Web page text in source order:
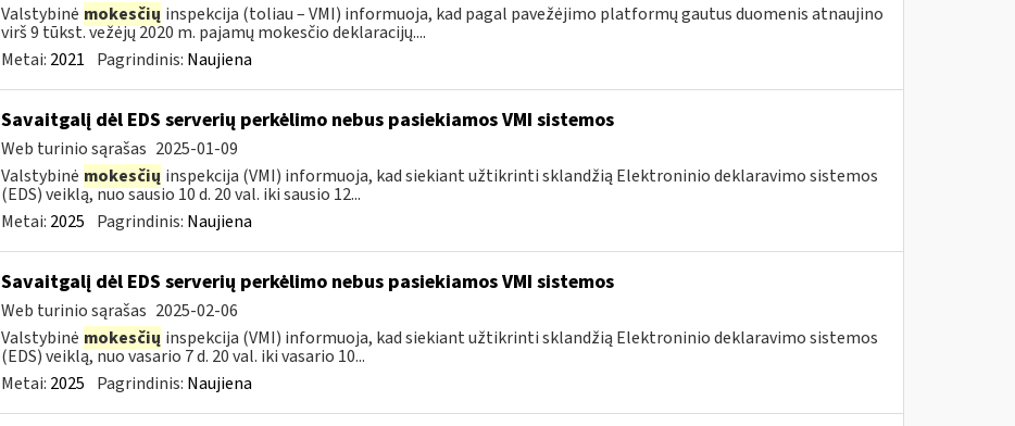
Valstybinė mokesčių inspekcija (toliau – VMI) informuoja, kad pagal pavežėjimo platformų gautus duomenis atnaujino
virš 9 tūkst. vežėjų 2020 m. pajamų mokesčio deklaracijų....
Metai: 2021 Pagrindinis: Naujiena
Savaitgalį dėl EDS serverių perkėlimo nebus pasiekiamos VMI sistemos
Web turinio sąrašas 2025-01-09
Valstybinė mokesčių inspekcija (VMI) informuoja, kad siekiant užtikrinti sklandžią Elektroninio deklaravimo sistemos
(EDS) veiklą, nuo sausio 10 d. 20 val. iki sausio 12...
Metai: 2025 Pagrindinis: Naujiena
Savaitgalį dėl EDS serverių perkėlimo nebus pasiekiamos VMI sistemos
Web turinio sąrašas 2025-02-06
Valstybinė mokesčių inspekcija (VMI) informuoja, kad siekiant užtikrinti sklandžią Elektroninio deklaravimo sistemos
(EDS) veiklą, nuo vasario 7 d. 20 val. iki vasario 10...
Metai: 2025 Pagrindinis: Naujiena